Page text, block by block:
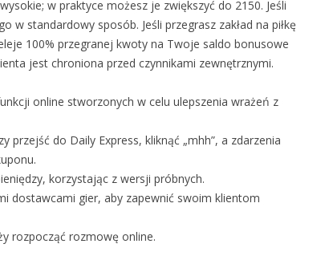
w praktyce możesz je zwiększyć do 2150. Jeśli
w standardowy sposób. Jeśli przegrasz zakład na piłkę
100% przegranej kwoty na Twoje saldo bonusowe
jest chroniona przed czynnikami zewnętrznymi.
online stworzonych w celu ulepszenia wrażeń z
przejść do Daily Express, kliknąć „mhh”, a zdarzenia
korzystając z wersji próbnych.
dostawcami gier, aby zapewnić swoim klientom
rozpocząć rozmowę online.